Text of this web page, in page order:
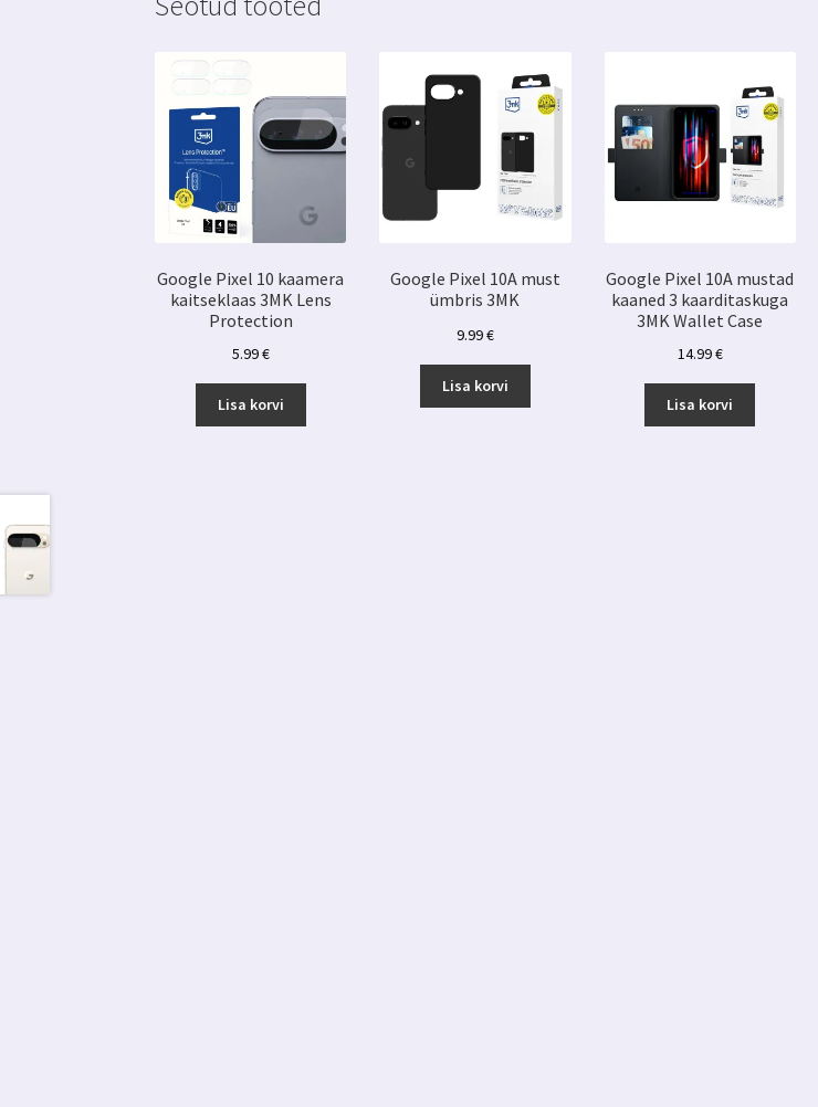
Google Pixel 10 kaamera
kaitseklaas 3MK Lens
Protection
5.99€
Lisa korvi
Google Pixel 10A must
ümbris 3MK
9.99€
Lisa korvi
Google Pixel 10A mustad
kaaned 3 kaarditaskuga
3MK Wallet Case
14.99€
Lisa korvi